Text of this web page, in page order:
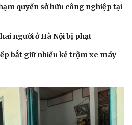
quyền sở hữu công nghiệp tại
người ở Hà Nội bị phạt
bắt giữ nhiều kẻ trộm xe máy